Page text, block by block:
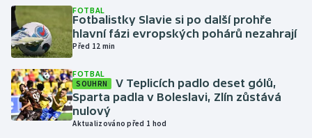
Gymnastika
Házená
Jezdectví
Judo
FOTBAL
Fotbalistky Slavie si po další prohře
hlavní fázi evropských pohárů nezahrají
Před 12 min
FOTBAL
SOUHRN
V Teplicích padlo deset gólů,
Sparta padla v Boleslavi, Zlín zůstává
nulový
Aktualizováno před 1 hod